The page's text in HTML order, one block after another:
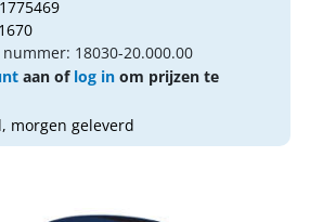
18030-20.000.00
aan of log in om prijzen te
morgen geleverd